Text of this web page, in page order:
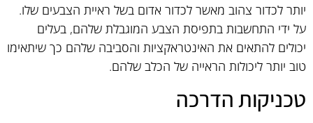
יותר לכדור צהוב מאשר לכדור אדום בשל ראיית הצבעים שלו.
על ידי התחשבות בתפיסת הצבע המוגבלת שלהם, בעלים
יכולים להתאים את האינטראקציות והסביבה שלהם כך שיתאימו
טוב יותר ליכולות הראייה של הכלב שלהם.
טכניקות הדרכה